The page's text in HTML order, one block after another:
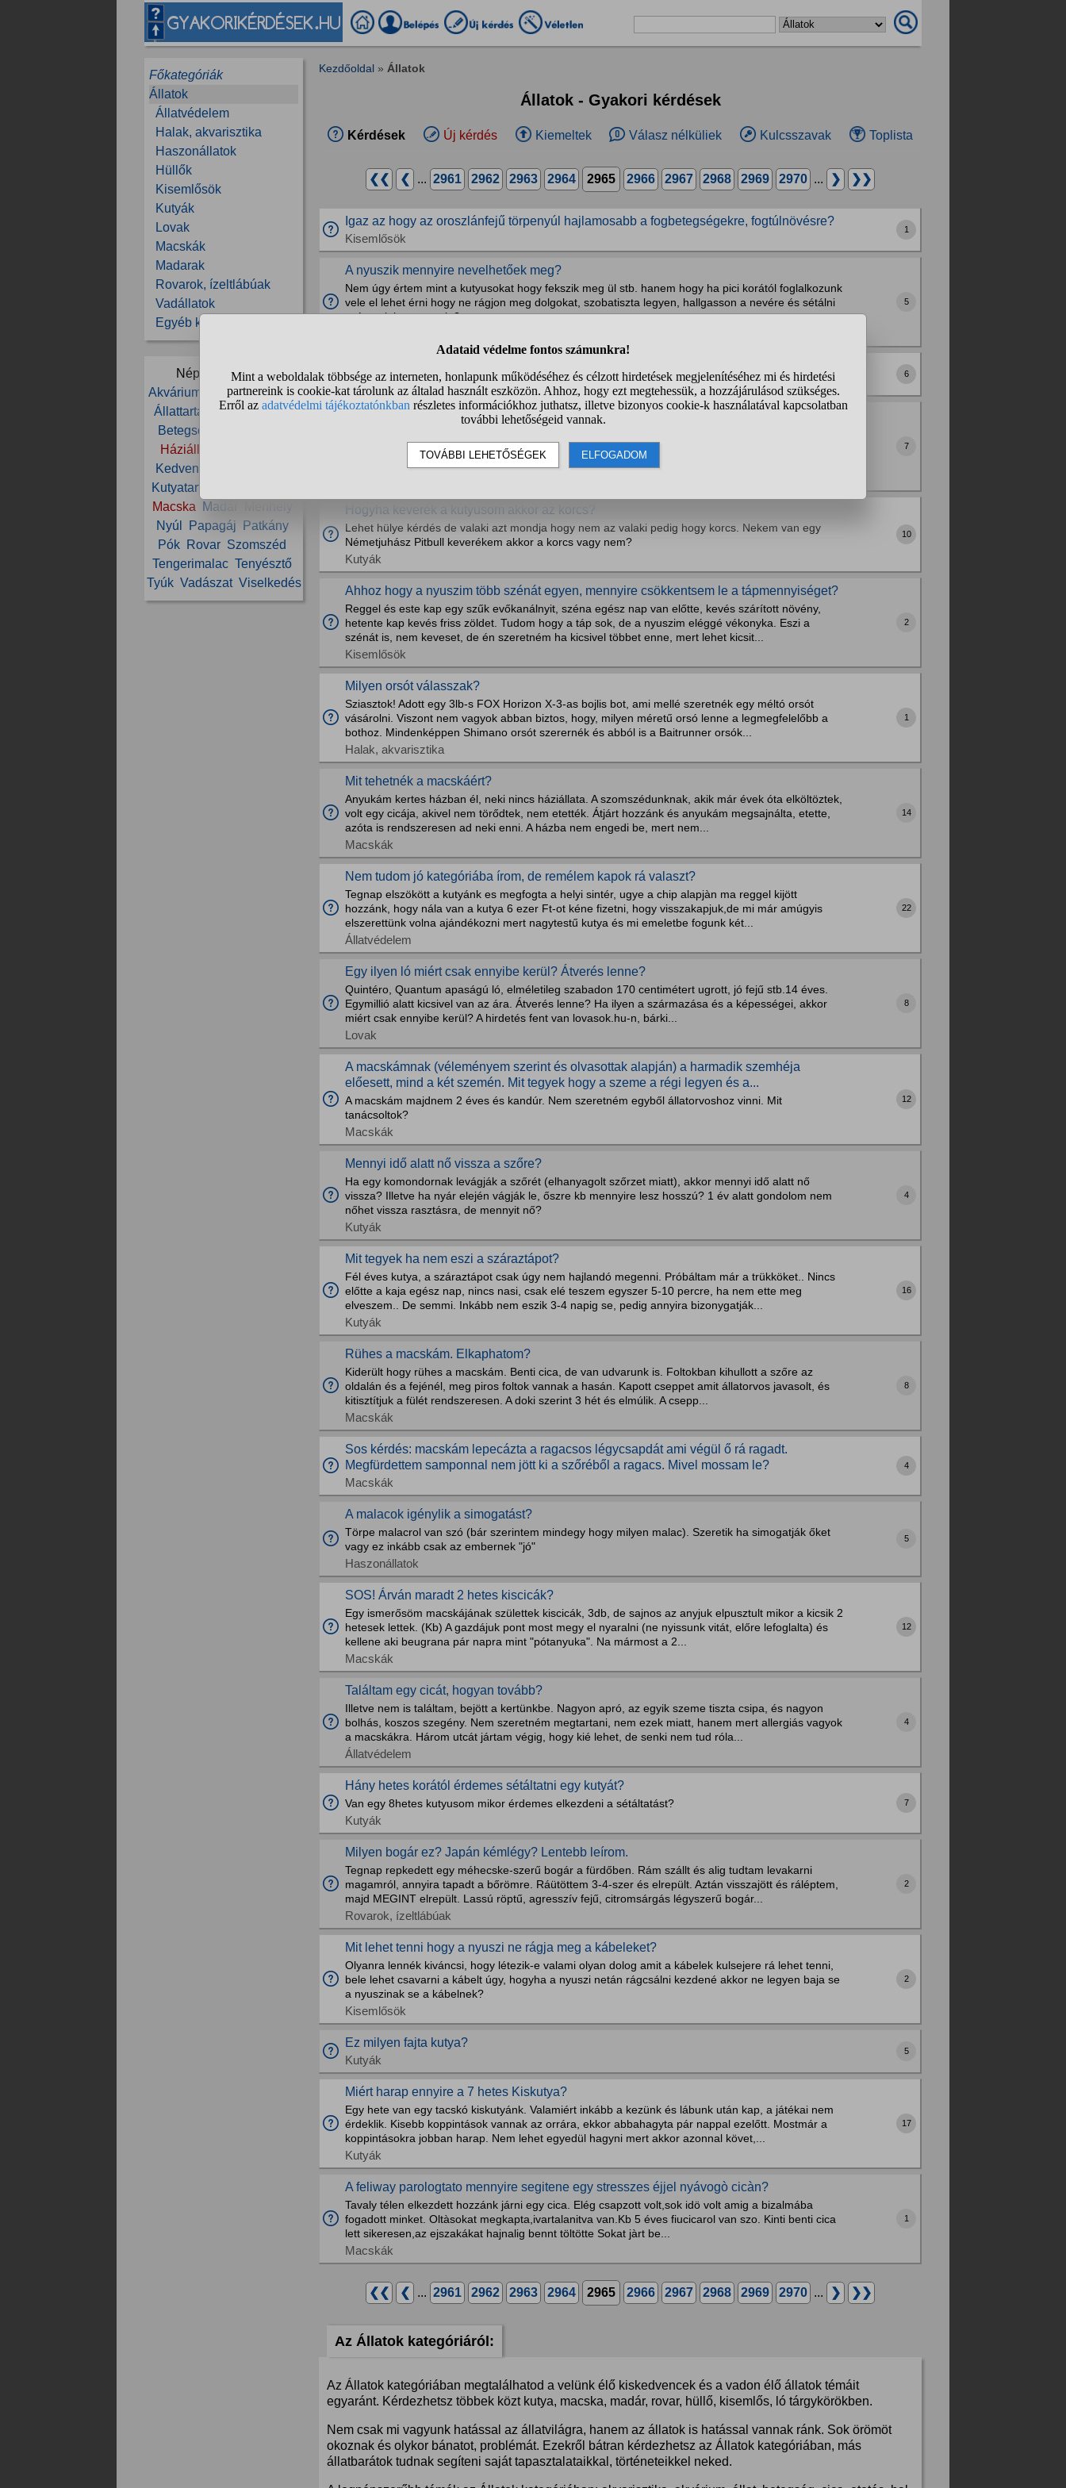
Főkategóriák
Állatok
Állatvédelem
Halak, akvarisztika
Haszonállatok
Hüllők
Kisemlősök
Kutyák
Lovak
Macskák
Madarak
Rovarok, ízeltlábúak
Vadállatok
Egyéb kérdések
Népszerű témák:
Akvárium
Állat Állatorvos
Állattartás
Állatvédelem
Betegség
Háziállat
Kedvenc
Kutyatartás
Macska
Madár
Nyúl
Papagáj
Patkány
Pók Rovar Szomszéd
Tengerimalac Tenyésztő
Tyúk Vadászat Viselkedés
Kezdőoldal » Állatok
Állatok - Gyakori kérdések
Kérdések Új kérdés Kiemeltek Válasz nélküliek Kulcsszavak Toplista
❮❮ ❮ ... 2961 2962 2963 2964 2965 2966 2967 2968 2969 2970 ... ❯ ❯❯
Igaz az hogy az oroszlánfejű törpenyúl hajlamosabb a fogbetegségekre, fogtúlnövésre?
Kisemlősök
1
A nyuszik mennyire nevelhetőek meg?
Nem úgy értem mint a kutyusokat hogy fekszik meg ül stb. hanem hogy ha pici korától foglalkozunk
vele el lehet érni hogy ne rágjon meg dolgokat, szobatiszta legyen, hallgasson a nevére és sétálni
szépen lehessen vele?
5
Lovak
6
Az aranyhal is azért tátog, mert fullad?
nyitogatják a szájukat. Szerintetek akkor ez más miatt van, vagy azok a halak mind fulladnak? Nem
értem. A válaszokat előre is köszönöm.
7
Hogyha keverék a kutyusom akkor az korcs?
Lehet hülye kérdés de valaki azt mondja hogy nem az valaki pedig hogy korcs. Nekem van egy
Németjuhász Pitbull keverékem akkor a korcs vagy nem?
Kutyák
10
Ahhoz hogy a nyuszim több szénát egyen, mennyire csökkentsem le a tápmennyiséget?
Reggel és este kap egy szűk evőkanálnyit, széna egész nap van előtte, kevés szárított növény,
hetente kap kevés friss zöldet. Tudom hogy a táp sok, de a nyuszim eléggé vékonyka. Eszi a
szénát is, nem keveset, de én szeretném ha kicsivel többet enne, mert lehet kicsit...
Kisemlősök
2
Milyen orsót válasszak?
Sziasztok! Adott egy 3lb-s FOX Horizon X-3-as bojlis bot, ami mellé szeretnék egy méltó orsót
vásárolni. Viszont nem vagyok abban biztos, hogy, milyen méretű orsó lenne a legmegfelelőbb a
bothoz. Mindenképpen Shimano orsót szerernék és abból is a Baitrunner orsók...
Halak, akvarisztika
1
Mit tehetnék a macskáért?
Anyukám kertes házban él, neki nincs háziállata. A szomszédunknak, akik már évek óta elköltöztek,
volt egy cicája, akivel nem törődtek, nem etették. Átjárt hozzánk és anyukám megsajnálta, etette,
azóta is rendszeresen ad neki enni. A házba nem engedi be, mert nem...
Macskák
14
Nem tudom jó kategóriába írom, de remélem kapok rá valaszt?
Tegnap elszökött a kutyánk es megfogta a helyi sintér, ugye a chip alapjàn ma reggel kijött
hozzánk, hogy nála van a kutya 6 ezer Ft-ot kéne fizetni, hogy visszakapjuk,de mi már amúgyis
elszerettünk volna ajándékozni mert nagytestű kutya és mi emeletbe fogunk két...
Állatvédelem
22
Egy ilyen ló miért csak ennyibe kerül? Átverés lenne?
Quintéro, Quantum apaságú ló, elméletileg szabadon 170 centimétert ugrott, jó fejű stb.14 éves.
Egymillió alatt kicsivel van az ára. Átverés lenne? Ha ilyen a származása és a képességei, akkor
miért csak ennyibe kerül? A hirdetés fent van lovasok.hu-n, bárki...
Lovak
8
A macskámnak (véleményem szerint és olvasottak alapján) a harmadik szemhéja
előesett, mind a két szemén. Mit tegyek hogy a szeme a régi legyen és a...
A macskám majdnem 2 éves és kandúr. Nem szeretném egyből állatorvoshoz vinni. Mit
tanácsoltok?
Macskák
12
Mennyi idő alatt nő vissza a szőre?
Ha egy komondornak levágják a szőrét (elhanyagolt szőrzet miatt), akkor mennyi idő alatt nő
vissza? Illetve ha nyár elején vágják le, őszre kb mennyire lesz hosszú? 1 év alatt gondolom nem
nőhet vissza rasztásra, de mennyit nő?
Kutyák
4
Mit tegyek ha nem eszi a száraztápot?
Fél éves kutya, a száraztápot csak úgy nem hajlandó megenni. Próbáltam már a trükköket.. Nincs
előtte a kaja egész nap, nincs nasi, csak elé teszem egyszer 5-10 percre, ha nem ette meg
elveszem.. De semmi. Inkább nem eszik 3-4 napig se, pedig annyira bizonygatják...
Kutyák
16
Rühes a macskám. Elkaphatom?
Kiderült hogy rühes a macskám. Benti cica, de van udvarunk is. Foltokban kihullott a szőre az
oldalán és a fejénél, meg piros foltok vannak a hasán. Kapott cseppet amit állatorvos javasolt, és
kitisztítjuk a fülét rendszeresen. A doki szerint 3 hét és elmúlik. A csepp...
Macskák
8
Sos kérdés: macskám lepecázta a ragacsos légycsapdát ami végül ő rá ragadt.
Megfürdettem samponnal nem jött ki a szőréből a ragacs. Mivel mossam le?
Macskák
4
A malacok igénylik a simogatást?
Törpe malacrol van szó (bár szerintem mindegy hogy milyen malac). Szeretik ha simogatják őket
vagy ez inkább csak az embernek "jó"
Haszonállatok
5
SOS! Árván maradt 2 hetes kiscicák?
Egy ismerősöm macskájának születtek kiscicák, 3db, de sajnos az anyjuk elpusztult mikor a kicsik 2
hetesek lettek. (Kb) A gazdájuk pont most megy el nyaralni (ne nyissunk vitát, előre lefoglalta) és
kellene aki beugrana pár napra mint "pótanyuka". Na mármost a 2...
Macskák
12
Találtam egy cicát, hogyan tovább?
Illetve nem is találtam, bejött a kertünkbe. Nagyon apró, az egyik szeme tiszta csipa, és nagyon
bolhás, koszos szegény. Nem szeretném megtartani, nem ezek miatt, hanem mert allergiás vagyok
a macskákra. Három utcát jártam végig, hogy kié lehet, de senki nem tud róla...
Állatvédelem
4
Hány hetes korától érdemes sétáltatni egy kutyát?
Van egy 8hetes kutyusom mikor érdemes elkezdeni a sétáltatást?
Kutyák
7
Milyen bogár ez? Japán kémlégy? Lentebb leírom.
Tegnap repkedett egy méhecske-szerű bogár a fürdőben. Rám szállt és alig tudtam levakarni
magamról, annyira tapadt a bőrömre. Ráütöttem 3-4-szer és elrepült. Aztán visszajött és ráléptem,
majd MEGINT elrepült. Lassú röptű, agresszív fejű, citromsárgás légyszerű bogár...
Rovarok, ízeltlábúak
2
Mit lehet tenni hogy a nyuszi ne rágja meg a kábeleket?
Olyanra lennék kiváncsi, hogy létezik-e valami olyan dolog amit a kábelek kulsejere rá lehet tenni,
bele lehet csavarni a kábelt úgy, hogyha a nyuszi netán rágcsálni kezdené akkor ne legyen baja se
a nyuszinak se a kábelnek?
Kisemlősök
2
Ez milyen fajta kutya?
Kutyák
5
Miért harap ennyire a 7 hetes Kiskutya?
Egy hete van egy tacskó kiskutyánk. Valamiért inkább a kezünk és lábunk után kap, a játékai nem
érdeklik. Kisebb koppintások vannak az orrára, ekkor abbahagyta pár nappal ezelőtt. Mostmár a
koppintásokra jobban harap. Nem lehet egyedül hagyni mert akkor azonnal követ,...
Kutyák
17
A feliway parologtato mennyire segitene egy stresszes éjjel nyávogò cicàn?
Tavaly télen elkezdett hozzánk járni egy cica. Elég csapzott volt,sok idö volt amig a bizalmába
fogadott minket. Oltàsokat megkapta,ivartalanitva van.Kb 5 éves fiucicarol van szo. Kinti benti cica
lett sikeresen,az ejszakákat hajnalig bennt töltötte Sokat jàrt be...
Macskák
1
❮❮ ❮ ... 2961 2962 2963 2964 2965 2966 2967 2968 2969 2970 ... ❯ ❯❯
Az Állatok kategóriáról:
Az Állatok kategóriában megtalálhatod a velünk élő kiskedvencek és a vadon élő állatok témáit
egyaránt. Kérdezhetsz többek közt kutya, macska, madár, rovar, hüllő, kisemlős, ló tárgykörökben.
Nem csak mi vagyunk hatással az állatvilágra, hanem az állatok is hatással vannak ránk. Sok örömöt
okoznak és olykor bánatot, problémát. Ezekről bátran kérdezhetsz az Állatok kategóriában, más
állatbarátok tudnak segíteni saját tapasztalataikkal, történeteikkel neked.